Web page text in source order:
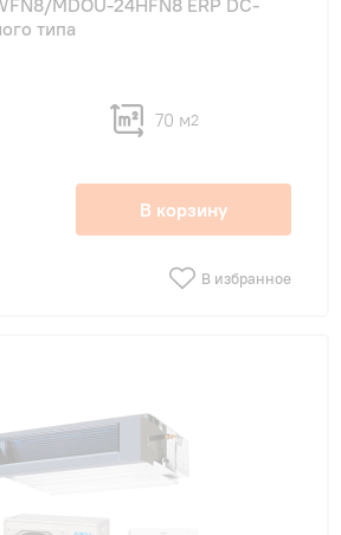
MDOU-24HFN8 ERP DC-
типа
70 м2
В корзину
В избранное